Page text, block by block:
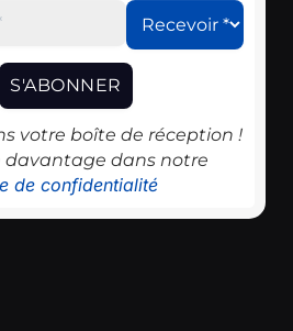
votre boîte de réception !
davantage dans notre
de confidentialité